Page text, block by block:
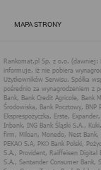
MAPA STRONY
dostosowanie
Więcej informacji
serwisie dostępne
Polityka
o.o.
k.)
Rankomat.pl Sp.